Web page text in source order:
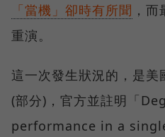
「當機」卻時有所聞 ，
重演。
這一次發生狀況的，是美
(部分)，官方並註明「
performance in a